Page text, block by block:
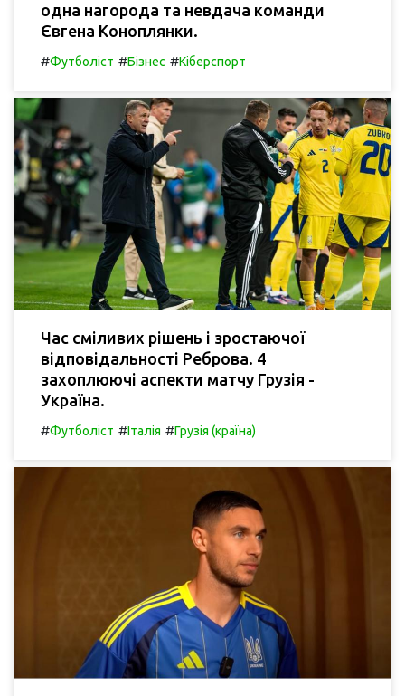
одна нагорода та невдача команди
Євгена Коноплянки.
#Футболіст #Бізнес #Кіберспорт
Час сміливих рішень і зростаючої
відповідальності Реброва. 4
захоплюючі аспекти матчу Грузія -
Україна.
#Футболіст #Італія #Грузія (країна)